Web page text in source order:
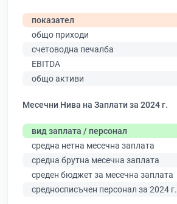
показател
общо приходи
счетоводна печалба
EBITDA
общо активи
Месечни Нива на Заплати за 2024 г.
вид заплата / персонал
средна нетна месечна заплата
средна брутна месечна заплата
среден бюджет за месечна заплата
средносписъчен персонал за 2024 г.